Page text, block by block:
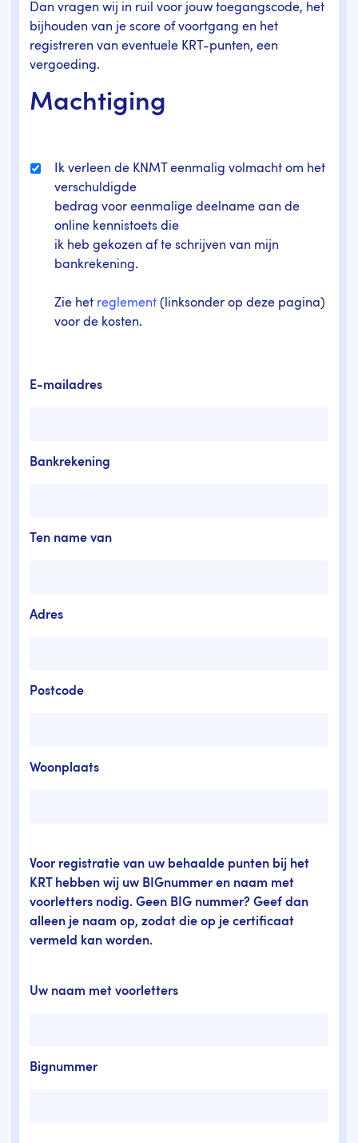
Dan vragen wij in ruil voor jouw toegangscode, het
bijhouden van je score of voortgang en het
registreren van eventuele KRT-punten, een
vergoeding.
Machtiging
Ik verleen de KNMT eenmalig volmacht om het
verschuldigde
bedrag voor eenmalige deelname aan de
online kennistoets die
ik heb gekozen af te schrijven van mijn
bankrekening.
Zie het reglement (linksonder op deze pagina)
voor de kosten.
E-mailadres
Bankrekening
Ten name van
Adres
Postcode
Woonplaats
Voor registratie van uw behaalde punten bij het
KRT hebben wij uw BIGnummer en naam met
voorletters nodig. Geen BIG nummer? Geef dan
alleen je naam op, zodat die op je certificaat
vermeld kan worden.
Uw naam met voorletters
Bignummer